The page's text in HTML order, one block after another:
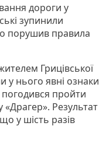
дороги у
зупинили
порушив правила
Грицівської
у нього явні ознаки
пройти
Результат
у шість разів